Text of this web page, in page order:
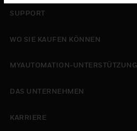
toggle view
SUPPORT
WO SIE KAUFEN KÖNNEN
MYAUTOMATION-UNTERSTÜTZUNG
DAS UNTERNEHMEN
KARRIERE